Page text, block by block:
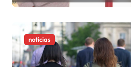
ilegalidad que te puede
la vida)
noticias